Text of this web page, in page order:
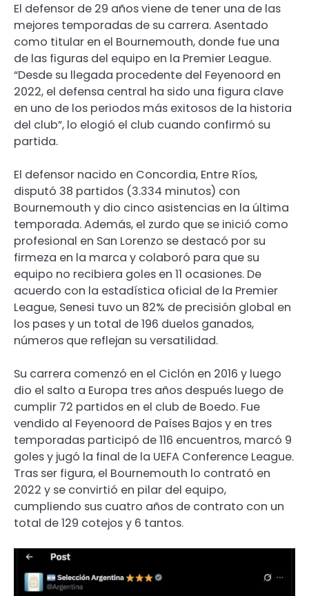
El defensor de 29 años viene de tener una de las
mejores temporadas de su carrera. Asentado
como titular en el Bournemouth, donde fue una
de las figuras del equipo en la Premier League.
“Desde su llegada procedente del Feyenoord en
2022, el defensa central ha sido una figura clave
en uno de los periodos más exitosos de la historia
del club”, lo elogió el club cuando confirmó su
partida.
El defensor nacido en Concordia, Entre Ríos,
disputó 38 partidos (3.334 minutos) con
Bournemouth y dio cinco asistencias en la última
temporada. Además, el zurdo que se inició como
profesional en San Lorenzo se destacó por su
firmeza en la marca y colaboró para que su
equipo no recibiera goles en 11 ocasiones. De
acuerdo con la estadística oficial de la Premier
League, Senesi tuvo un 82% de precisión global en
los pases y un total de 196 duelos ganados,
números que reflejan su versatilidad.
Su carrera comenzó en el Ciclón en 2016 y luego
dio el salto a Europa tres años después luego de
cumplir 72 partidos en el club de Boedo. Fue
vendido al Feyenoord de Países Bajos y en tres
temporadas participó de 116 encuentros, marcó 9
goles y jugó la final de la UEFA Conference League.
Tras ser figura, el Bournemouth lo contrató en
2022 y se convirtió en pilar del equipo,
cumpliendo sus cuatro años de contrato con un
total de 129 cotejos y 6 tantos.